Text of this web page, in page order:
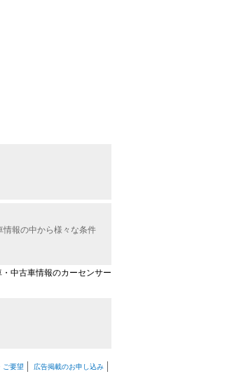
報の中から様々な条件
中古車情報のカーセンサー
ご要望 広告掲載のお申し込み